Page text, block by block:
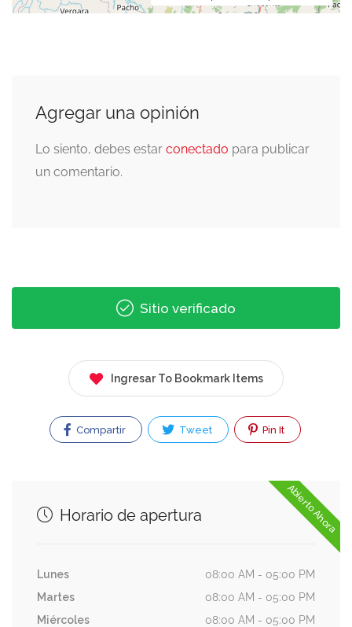
Agregar una opinión
Lo siento, debes estar conectado para publicar
un comentario.
Sitio verificado
Ingresar To Bookmark Items
Compartir Tweet Pin It
Abierto Ahora
Horario de apertura
Lunes
08:00 AM - 05:00 PM
Martes
08:00 AM - 05:00 PM
Miércoles
08:00 AM - 05:00 PM